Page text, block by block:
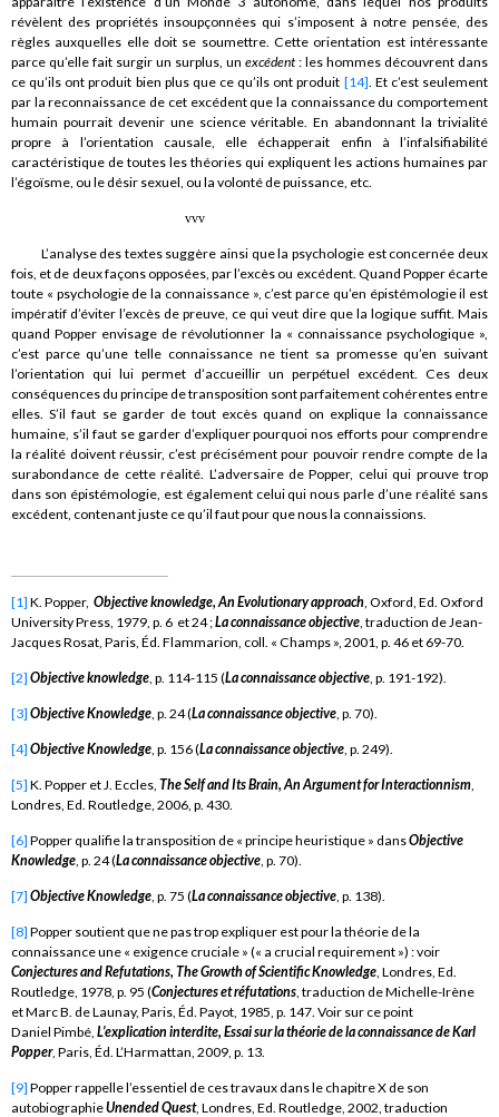
révèlent des propriétés insoupçonnées qui s’imposent à notre pensée, des
règles auxquelles elle doit se soumettre. Cette orientation est intéressante
parce qu’elle fait surgir un surplus, un excédent: les hommes découvrent dans
ce qu’ils ont produit bien plus que ce qu’ils ont produit [14]. Et c’est seulement
par la reconnaissance de cet excédent que la connaissance du comportement
humain pourrait devenir une science véritable. En abandonnant la trivialité
propre à l’orientation causale, elle échapperait enfin à l’infalsifiabilité
caractéristique de toutes les théories qui expliquent les actions humaines par
l’égoïsme, ou le désir sexuel, ou la volonté de puissance, etc.
vvv
L’analyse des textes suggère ainsi que la psychologie est concernée deux
fois, et de deux façons opposées, par l’excès ou excédent. Quand Popper écarte
toute « psychologie de la connaissance », c’est parce qu’en épistémologie il est
impératif d’éviter l’excès de preuve, ce qui veut dire que la logique suffit. Mais
quand Popper envisage de révolutionner la « connaissance psychologique »,
c’est parce qu’une telle connaissance ne tient sa promesse qu’en suivant
l’orientation qui lui permet d’accueillir un perpétuel excédent. Ces deux
conséquences du principe de transposition sont parfaitement cohérentes entre
elles. S’il faut se garder de tout excès quand on explique la connaissance
humaine, s’il faut se garder d’expliquer pourquoi nos efforts pour comprendre
la réalité doivent réussir, c’est précisément pour pouvoir rendre compte de la
surabondance de cette réalité. L’adversaire de Popper, celui qui prouve trop
dans son épistémologie, est également celui qui nous parle d’une réalité sans
excédent, contenant juste ce qu’il faut pour que nous la connaissions.
[1] K. Popper, Objective knowledge, An Evolutionary approach, Oxford, Ed. Oxford
University Press, 1979, p. 6 et 24 ;La connaissance objective, traduction de Jean-
Jacques Rosat, Paris, Éd. Flammarion, coll. « Champs », 2001, p. 46 et 69-70.
[2] Objective knowledge, p. 114-115 (La connaissance objective, p. 191-192).
[3] Objective Knowledge, p. 24 (La connaissance objective, p. 70).
[4] Objective Knowledge, p. 156 (La connaissance objective, p. 249).
[5] K. Popper et J. Eccles, The Self and Its Brain, An Argument for Interactionnism,
Londres, Ed. Routledge, 2006, p. 430.
[6] Popper qualifie la transposition de « principe heuristique » dansObjective
Knowledge, p. 24 (La connaissance objective, p. 70).
[7] Objective Knowledge, p. 75 (La connaissance objective, p. 138).
[8] Popper soutient que ne pas trop expliquer est pour la théorie de la
connaissance une « exigence cruciale » (« a crucial requirement ») : voir
Conjectures and Refutations, The Growth of Scientific Knowledge, Londres, Ed.
Routledge, 1978, p. 95 (Conjectures et réfutations, traduction de Michelle-Irène
et Marc B. de Launay, Paris, Éd. Payot, 1985, p. 147. Voir sur ce point
Daniel Pimbé, L’explication interdite, Essai sur la théorie de la connaissance de Karl
Popper, Paris, Éd. L’Harmattan, 2009, p. 13.
[9] Popper rappelle l’essentiel de ces travaux dans le chapitre X de son
autobiographieUnended Quest, Londres, Ed. Routledge, 2002, traduction